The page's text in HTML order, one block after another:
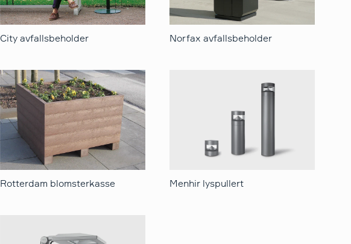
City avfallsbeholder Norfax avfallsbeholder
Rotterdam blomsterkasse Menhir lyspullert